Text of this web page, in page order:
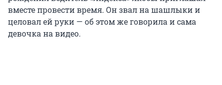
вместе провести время. Он звал на шашлыки и
целовал ей руки — об этом же говорила и сама
девочка на видео.